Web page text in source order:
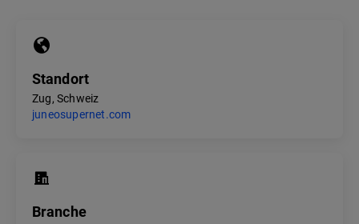
Standort
Zug, Schweiz
juneosupernet.com
Branche